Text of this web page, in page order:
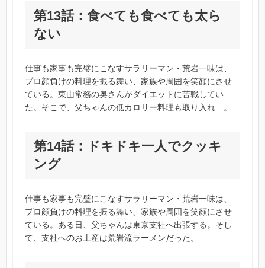
第13話：食べても食べても太ら
ない
仕事も家事も完璧にこなすサラリーマン・荒岩一味は、
プロ顔負けの料理を振る舞い、家族や周囲を笑顔にさせ
ている。東山常務の奥さんがダイエットに苦戦してい
た。そこで、父ちゃんの低カロリー料理も取り入れ…。
第14話：ドキドキ一人でクッキ
ング
仕事も家事も完璧にこなすサラリーマン・荒岩一味は、
プロ顔負けの料理を振る舞い、家族や周囲を笑顔にさせ
ている。ある日、父ちゃんは東京支社へ出張する。そし
て、支社へのお土産は荒岩流ラーメンだった。